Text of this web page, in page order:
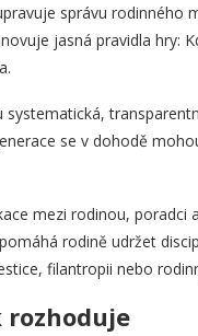
správu
jasná pravidla
se v dohodě
mezi rodinou, poradci
rodině udržet
filantropii nebo
rozhoduje